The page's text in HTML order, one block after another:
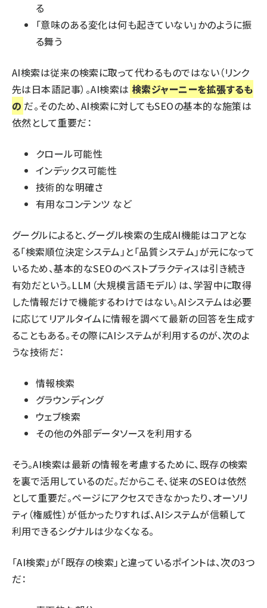
る
「意味のある変化は何も起きていない」かのように振
る舞う
AI検索は従来の検索に取って代わるものではない（リンク
先は日本語記事）。AI検索は 検索ジャーニーを拡張するも
の だ。そのため、AI検索に対してもSEOの基本的な施策は
依然として重要だ：
クロール可能性
インデックス可能性
技術的な明確さ
有用なコンテンツ など
グーグルによると、グーグル検索の生成AI機能はコアとな
る「検索順位決定システム」と「品質システム」が元になって
いるため、基本的なSEOのベストプラクティスは引き続き
有効だという。LLM（大規模言語モデル）は、学習中に取得
した情報だけで機能するわけではない。AIシステムは必要
に応じてリアルタイムに情報を調べて最新の回答を生成す
ることもある。その際にAIシステムが利用するのが、次のよ
うな技術だ：
情報検索
グラウンディング
ウェブ検索
その他の外部データソースを利用する
そう。AI検索は最新の情報を考慮するために、既存の検索
を裏で活用しているのだ。だからこそ、従来のSEOは依然
として重要だ。ページにアクセスできなかったり、オーソリ
ティ（権威性）が低かったりすれば、AIシステムが信頼して
利用できるシグナルは少なくなる。
「AI検索」が「既存の検索」と違っているポイントは、次の3つ
だ：